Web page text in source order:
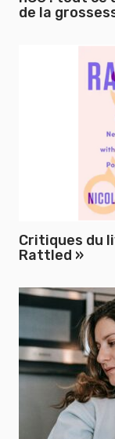
de la
Critiques du
Rattled »